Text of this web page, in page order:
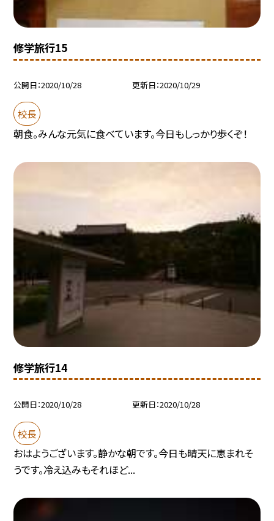
修学旅行15
公開日 2020/10/28 更新日 2020/10/29
校長
朝食。みんな元気に食べています。今日もしっかり歩くぞ！
修学旅行14
公開日 2020/10/28 更新日 2020/10/28
校長
おはようございます。静かな朝です。今日も晴天に恵まれそ
うです。冷え込みもそれほど...